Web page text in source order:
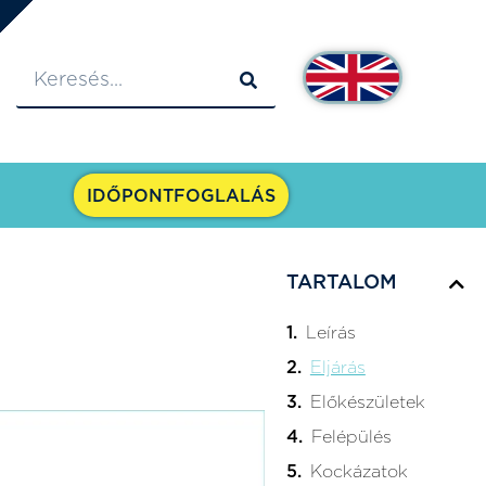
IDŐPONTFOGLALÁS
TARTALOM
Leírás
Eljárás
Előkészületek
Felépülés
Kockázatok